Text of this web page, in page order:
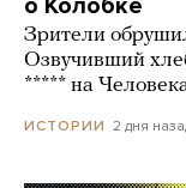
о Колобке
Зрители
Озвучивший
***** на
ИСТОРИИ 2 дня